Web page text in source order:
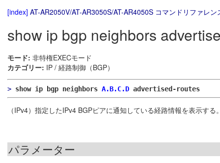
[index] AT-AR2050V/AT-AR3050S/AT-AR4050S コマンドリファレン
show ip bgp neighbors
モード: 非特権EXECモード
カテゴリー: IP / 経路制御（BGP）
> show ip bgp neighbors A.B.C.D advertised-routes
（IPv4）指定したIPv4 BGPピアに通知している経路情報を表示する
パラメーター